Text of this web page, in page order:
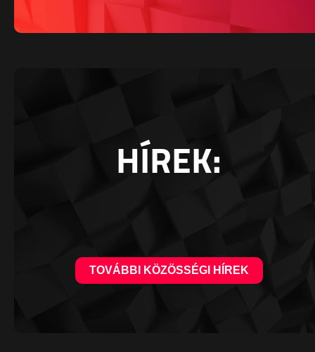
HÍREK:
TOVÁBBI KÖZÖSSÉGI HÍREK